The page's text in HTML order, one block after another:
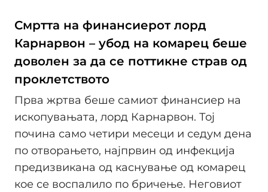
Смртта на финансиерот лорд
Карнарвон – убод на комарец беше
доволен за да се поттикне страв од
проклетството
Прва жртва беше самиот финансиер на
ископувањата, лорд Карнарвон. Тој
почина само четири месеци и седум дена
по отворањето, најпрвин од инфекција
предизвикана од каснување од комарец
кое се воспалило по бричење. Неговиот